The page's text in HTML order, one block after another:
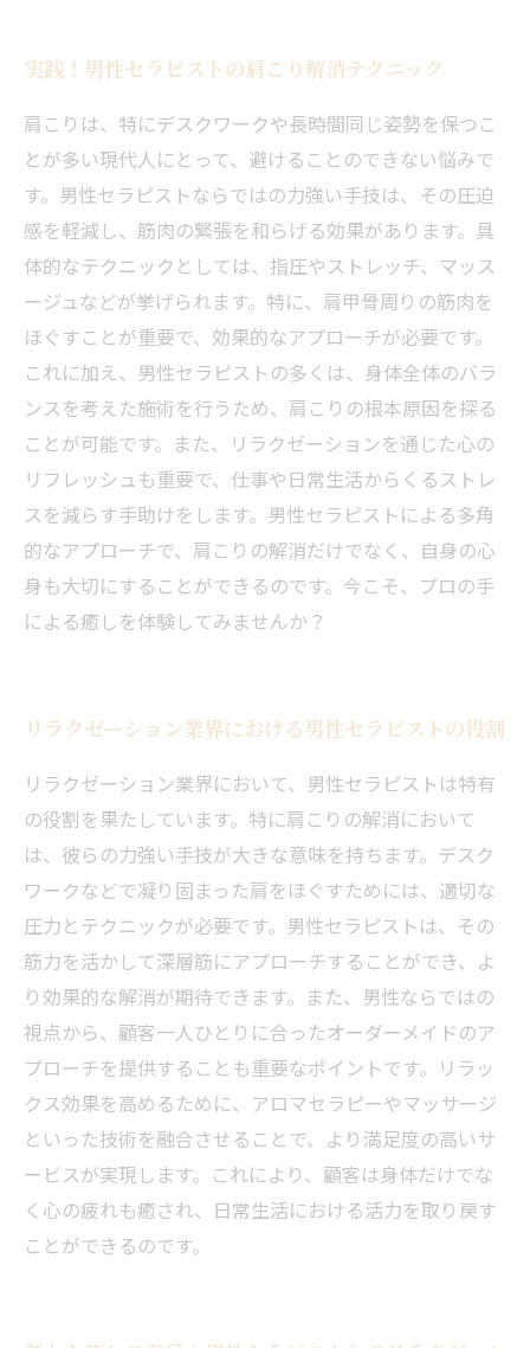
実践！男性セラピストの肩こり解消テクニック
肩こりは、特にデスクワークや長時間同じ姿勢を保つこ
とが多い現代人にとって、避けることのできない悩みで
す。男性セラピストならではの力強い手技は、その圧迫
感を軽減し、筋肉の緊張を和らげる効果があります。具
体的なテクニックとしては、指圧やストレッチ、マッス
ージュなどが挙げられます。特に、肩甲骨周りの筋肉を
ほぐすことが重要で、効果的なアプローチが必要です。
これに加え、男性セラピストの多くは、身体全体のバラ
ンスを考えた施術を行うため、肩こりの根本原因を探る
ことが可能です。また、リラクゼーションを通じた心の
リフレッシュも重要で、仕事や日常生活からくるストレ
スを減らす手助けをします。男性セラピストによる多角
的なアプローチで、肩こりの解消だけでなく、自身の心
身も大切にすることができるのです。今こそ、プロの手
による癒しを体験してみませんか？
リラクゼーション業界における男性セラピストの役割
リラクゼーション業界において、男性セラピストは特有
の役割を果たしています。特に肩こりの解消において
は、彼らの力強い手技が大きな意味を持ちます。デスク
ワークなどで凝り固まった肩をほぐすためには、適切な
圧力とテクニックが必要です。男性セラピストは、その
筋力を活かして深層筋にアプローチすることができ、よ
り効果的な解消が期待できます。また、男性ならではの
視点から、顧客一人ひとりに合ったオーダーメイドのア
プローチを提供することも重要なポイントです。リラッ
クス効果を高めるために、アロマセラピーやマッサージ
といった技術を融合させることで、より満足度の高いサ
ービスが実現します。これにより、顧客は身体だけでな
く心の疲れも癒され、日常生活における活力を取り戻す
ことができるのです。